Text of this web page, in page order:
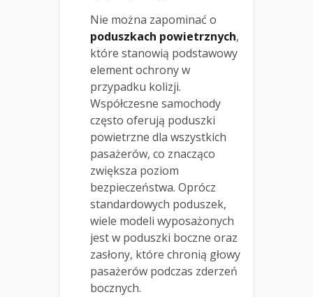
Nie można zapominać o
poduszkach powietrznych,
które stanowią podstawowy
element ochrony w
przypadku kolizji.
Współczesne samochody
często oferują poduszki
powietrzne dla wszystkich
pasażerów, co znacząco
zwiększa poziom
bezpieczeństwa. Oprócz
standardowych poduszek,
wiele modeli wyposażonych
jest w poduszki boczne oraz
zasłony, które chronią głowy
pasażerów podczas zderzeń
bocznych.